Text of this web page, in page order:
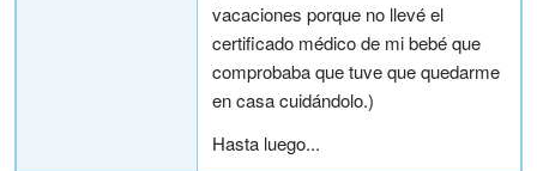
vacaciones porque no llevé el
certificado médico de mi bebé que
comprobaba que tuve que quedarme
en casa cuidándolo.)
Hasta luego...